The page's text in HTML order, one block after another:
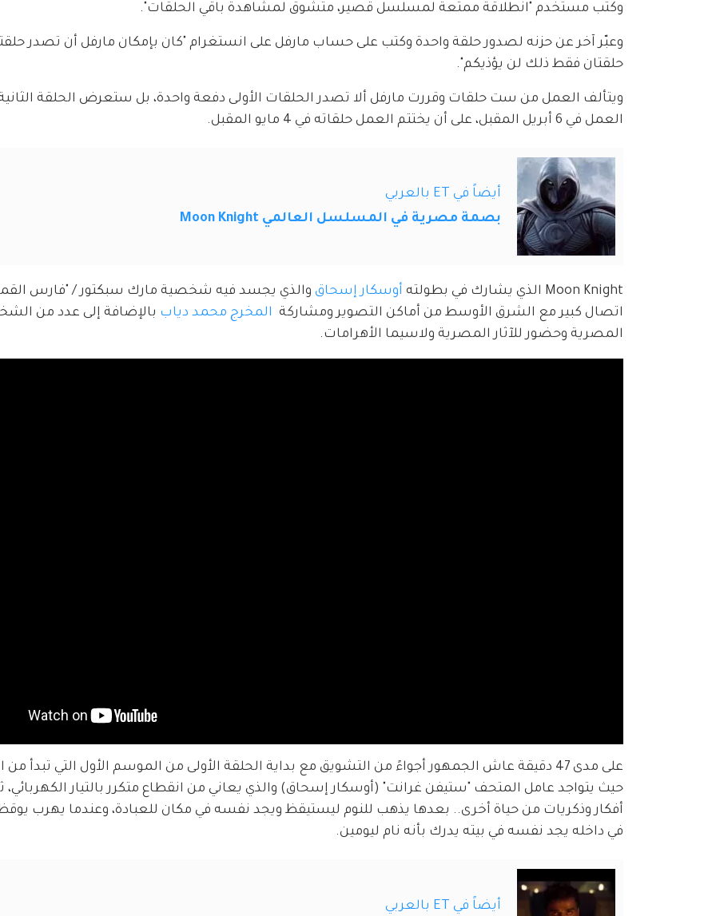
وكتب مستخدم "انطلاقة ممتعة لمسلسل قصير، متشوق لمشاهدة باقي الحلقات".
وعبّر آخر عن حزنه لصدور حلقة واحدة وكتب على حساب مارفل على انستغرام "كان بإمكان مارفل أن تصدر
حلقتان فقط ذلك لن يؤذيكم".
ويتألف العمل من ست حلقات وقررت مارفل ألا تصدر الحلقات الأولى دفعة واحدة، بل ستعرض الحلقة
العمل في 6 أبريل المقبل، على أن يختتم العمل حلقاته في 4 مايو المقبل.
أيضاً في ET بالعربي
بصمة مصرية في المسلسل العالمي Moon Knight
Moon Knight الذي يشارك في بطولته أوسكار إسحاق والذي يجسد فيه شخصية مارك سبكتور / "فارس
اتصال كبير مع الشرق الأوسط من أماكن التصوير ومشاركة المخرج محمد دياب بالإضافة إلى عدد من
المصرية وحضور للآثار المصرية ولاسيما الأهرامات.
على مدى 47 دقيقة عاش الجمهور أجواءً من التشويق مع بداية الحلقة الأولى من الموسم الأول التي تبدأ
حيث يتواجد عامل المتحف "ستيفن غرانت" (أوسكار إسحاق) والذي يعاني من انقطاع متكرر بالتيار الكهربائي،
أفكار وذكريات من حياة أخرى.. بعدها يذهب للنوم ليستيقظ ويجد نفسه في مكان للعبادة، وعندما يهرب
في داخله يجد نفسه في بيته يدرك بأنه نام ليومين.
أيضاً في ET بالعربي